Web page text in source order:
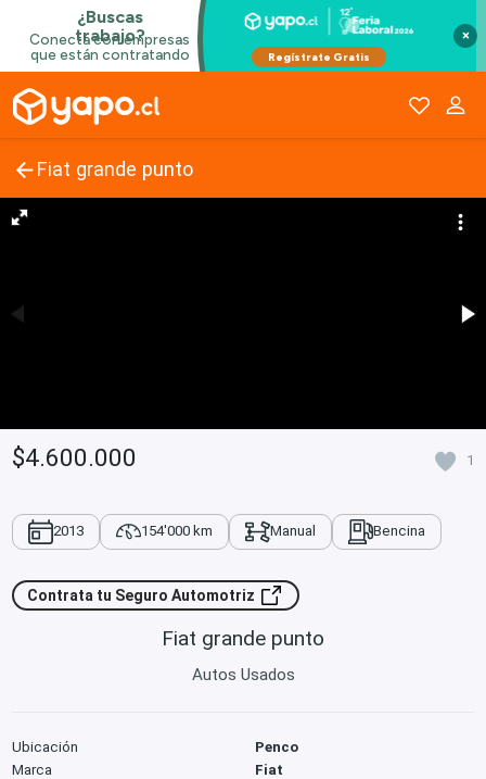
×
Fiat grande punto
$4.600.000 1
2013 154'000 km Manual Bencina
Contrata tu Seguro Automotriz
Fiat grande punto
Autos Usados
Ubicación
Penco
Marca
Fiat